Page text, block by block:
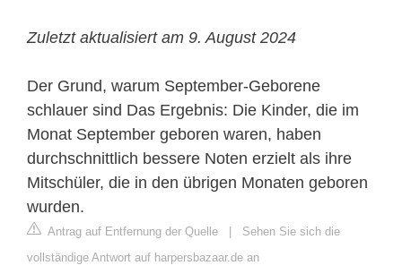
Zuletzt aktualisiert am 9. August 2024
Der Grund, warum September-Geborene
schlauer sind Das Ergebnis: Die Kinder, die im
Monat September geboren waren, haben
durchschnittlich bessere Noten erzielt als ihre
Mitschüler, die in den übrigen Monaten geboren
wurden.
Antrag auf Entfernung der Quelle
Sehen Sie sich die
vollständige Antwort auf harpersbazaar.de an